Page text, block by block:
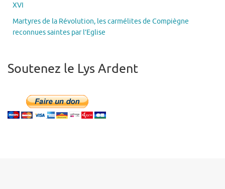
XVI
Martyres de la Révolution, les carmélites de Compiègne
reconnues saintes par l’Eglise
Soutenez le Lys Ardent